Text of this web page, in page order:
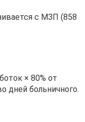
с МЗП (858
× 80% от
дней больничного.